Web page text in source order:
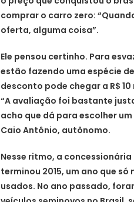
comprar o carro zero:
oferta, alguma coisa”.
Ele pensou certinho. Para
estão fazendo uma espécie
desconto pode chegar a R$
“A avaliação foi bastante
acho que dá para escolher
Caio Antônio, autônomo.
Nesse ritmo, a
terminou 2015, um ano que
usados. No ano passado,